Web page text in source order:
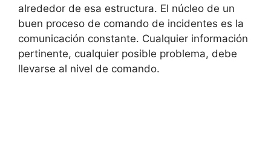
alrededor de esa estructura. El núcleo de un
buen proceso de comando de incidentes es la
comunicación constante. Cualquier información
pertinente, cualquier posible problema, debe
llevarse al nivel de comando.